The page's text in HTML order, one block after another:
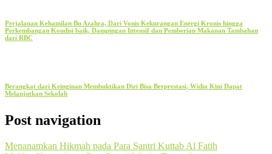
Perjalanan Kehamilan Bu Azahra, Dari Vonis Kekurangan Energi Kronis hingga
Perkembangan Kondisi baik, Dampingan Intensif dan Pemberian Makanan Tambahan
dari RBC
Berangkat dari Keinginan Membuktikan Diri Bisa Berprestasi, Widia Kini Dapat
Melanjutkan Sekolah
Post navigation
Menanamkan Hikmah pada Para Santri Kuttab Al Fatih